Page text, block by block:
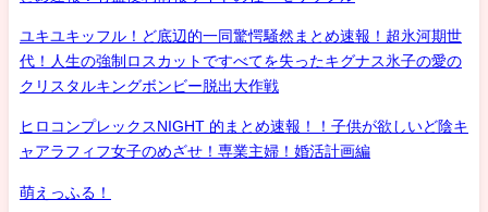
ユキユキッフル！ど底辺的一同驚愕騒然まとめ速報！超氷河期世
代！人生の強制ロスカットですべてを失ったキグナス氷子の愛の
クリスタルキングボンビー脱出大作戦
ヒロコンプレックスNIGHT 的まとめ速報！！子供が欲しいど陰キ
ャアラフィフ女子のめざせ！専業主婦！婚活計画編
萌えっふる！